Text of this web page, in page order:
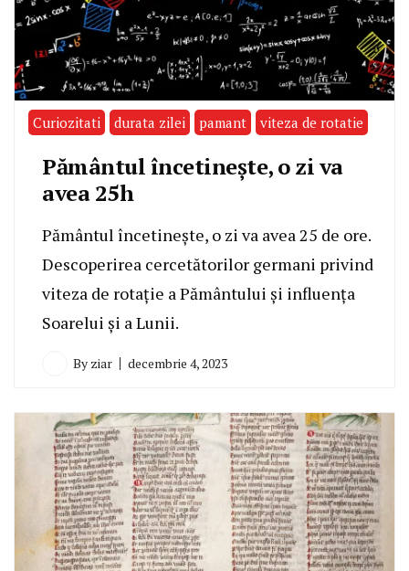
Curiozitati durata zilei pamant viteza de rotatie
Pământul încetinește, o zi va
avea 25h
Pământul încetinește, o zi va avea 25 de ore.
Descoperirea cercetătorilor germani privind
viteza de rotație a Pământului și influența
Soarelui și a Lunii.
By ziar decembrie 4, 2023